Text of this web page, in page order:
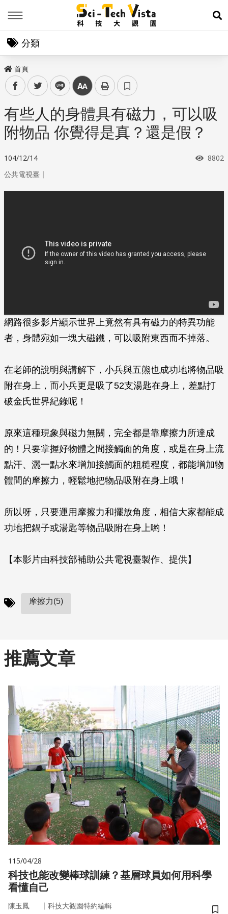
展
分類
首頁
facebooktwitter line 中
有些人的身體具有磁力，可以吸
附物品 你覺得是真？還是假？
104/12/14 瀏覽
8802
公共電視臺 ｜
網路很多影片顯示世界上竟然有具有磁力的特異功能
者，身體宛如一塊大磁鐵，可以吸附東西而不掉落。
在老師的說明與講解下，小兵與五熊也成功地將物品吸
附在身上，而小兵更是吸了52支湯匙在身上，差點打
破金氏世界紀錄呢！
原來這種現象與磁力無關，完全都是靠摩擦力所達成
的！只要掌握好物體之間接觸面的角度，或是在身上流
點汗、灑一點水來增加接觸面的粗糙程度，都能增加物
體間的摩擦力，輕鬆地把物品吸附在身上哦！
所以呀，只要運用摩擦力和擺放角度，相信大家都能成
功地把鍋子或湯匙等物品吸附在身上喲！
【本影片由科技部補助公共電視臺製作、提供】
摩擦力(5)
推薦文章
115/04/28
科技也能改變棒球訓練？基層球員如何用科學
看懂自己
陳玉鳳 ｜ 科技大觀園特約編輯